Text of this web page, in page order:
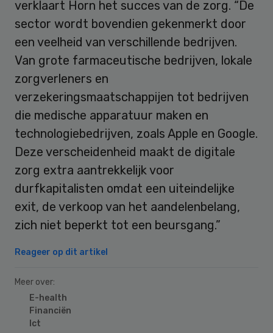
verklaart Horn het succes van de zorg. “De
sector wordt bovendien gekenmerkt door
een veelheid van verschillende bedrijven.
Van grote farmaceutische bedrijven, lokale
zorgverleners en
verzekeringsmaatschappijen tot bedrijven
die medische apparatuur maken en
technologiebedrijven, zoals Apple en Google.
Deze verscheidenheid maakt de digitale
zorg extra aantrekkelijk voor
durfkapitalisten omdat een uiteindelijke
exit, de verkoop van het aandelenbelang,
zich niet beperkt tot een beursgang.”
Reageer op dit artikel
Meer over:
E-health
Financiën
Ict